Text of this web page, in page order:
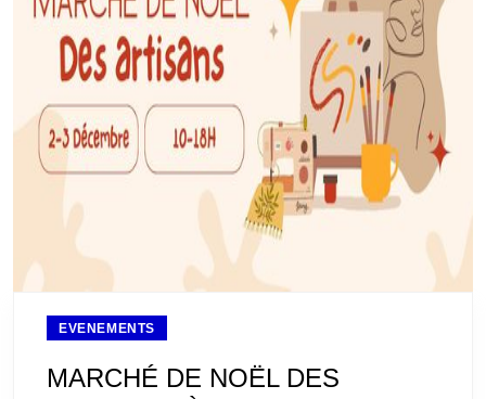
EVENEMENTS
MARCHÉ DE NOËL DES